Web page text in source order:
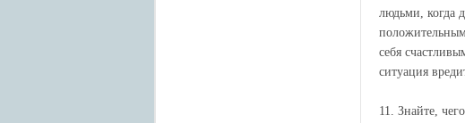
людьми, когда
себя
ситуация
11. Знайте,